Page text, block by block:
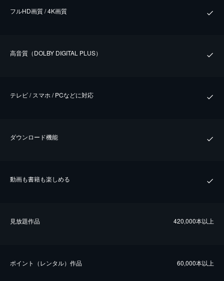
フルHD画質 / 4K画質
⾼⾳質（DOLBY DIGITAL PLUS）
テレビ / スマホ / PCなどに対応
ダウンロード機能
動画も書籍も楽しめる
⾒放題作品 420,000本以上
ポイント（レンタル）作品 60,000本以上